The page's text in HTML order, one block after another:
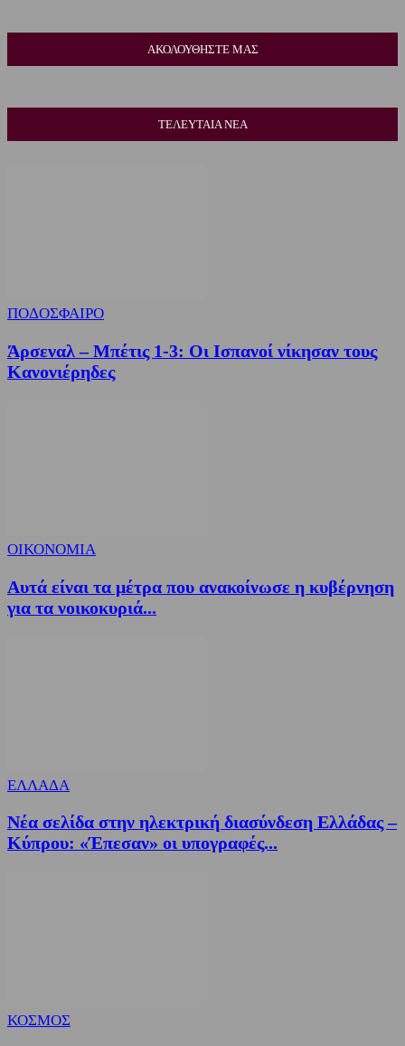
ΑΚΟΛΟΥΘΗΣΤΕ ΜΑΣ
ΤΕΛΕΥΤΑΙΑ ΝΕΑ
ΠΟΔΟΣΦΑΙΡΟ
Άρσεναλ – Μπέτις 1-3: Οι Ισπανοί νίκησαν τους
Κανονιέρηδες
ΟΙΚΟΝΟΜΙΑ
Αυτά είναι τα μέτρα που ανακοίνωσε η κυβέρνηση
για τα νοικοκυριά...
ΕΛΛΑΔΑ
Νέα σελίδα στην ηλεκτρική διασύνδεση Ελλάδας –
Κύπρου: «Έπεσαν» οι υπογραφές...
ΚΟΣΜΟΣ